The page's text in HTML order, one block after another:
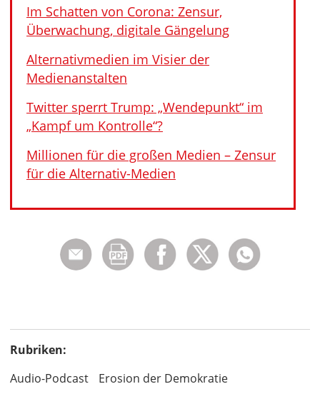
Im Schatten von Corona: Zensur,
Überwachung, digitale Gängelung
Alternativmedien im Visier der
Medienanstalten
Twitter sperrt Trump: „Wendepunkt“ im
„Kampf um Kontrolle“?
Millionen für die großen Medien – Zensur
für die Alternativ-Medien
Rubriken:
Audio-Podcast
Erosion der Demokratie